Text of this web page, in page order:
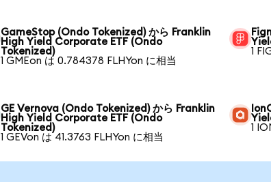
GameStop (Ondo Tokenized) から Franklin
High Yield Corporate ETF (Ondo
Tokenized)
1 GMEon は 0.784378 FLHYon に相当
1
GE Vernova (Ondo Tokenized) から Franklin
High Yield Corporate ETF (Ondo
Tokenized)
1 GEVon は 41.3763 FLHYon に相当
1